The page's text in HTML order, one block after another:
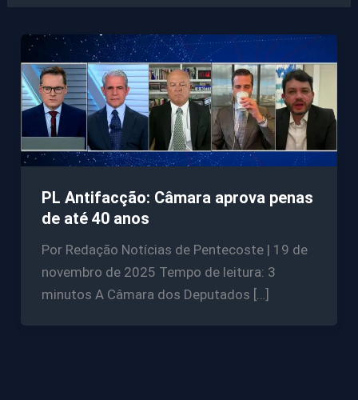
PL Antifacção: Câmara aprova penas
de até 40 anos
Por Redação Notícias de Pentecoste | 19 de
novembro de 2025 Tempo de leitura: 3
minutos A Câmara dos Deputados […]